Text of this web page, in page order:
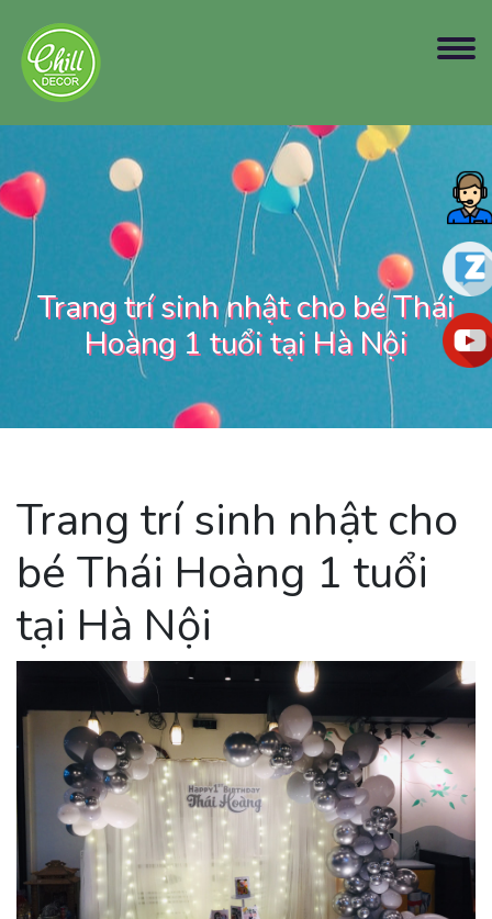
Trang trí sinh nhật cho bé Thái
Hoàng 1 tuổi tại Hà Nội
Trang trí sinh nhật cho
bé Thái Hoàng 1 tuổi
tại Hà Nội